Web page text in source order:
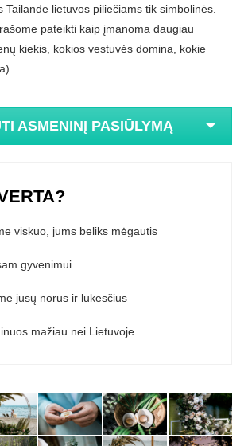
Tailande lietuvos piliečiams tik simbolinės.
pateikti kaip įmanoma daugiau
kiekis, kokios vestuvės domina, kokie
ASMENINĮ PASIŪLYMĄ
viskuo, jums beliks mėgautis
gyvenimui
jūsų norus ir lūkesčius
mažiau nei Lietuvoje